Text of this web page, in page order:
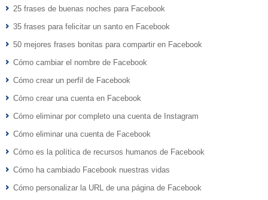
25 frases de buenas noches para Facebook
35 frases para felicitar un santo en Facebook
50 mejores frases bonitas para compartir en Facebook
Cómo cambiar el nombre de Facebook
Cómo crear un perfil de Facebook
Cómo crear una cuenta en Facebook
Cómo eliminar por completo una cuenta de Instagram
Cómo eliminar una cuenta de Facebook
Cómo es la política de recursos humanos de Facebook
Cómo ha cambiado Facebook nuestras vidas
Cómo personalizar la URL de una página de Facebook